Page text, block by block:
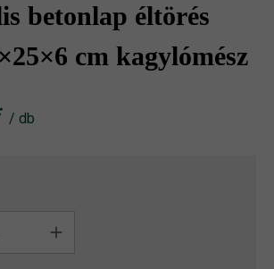
betonlap éltörés
cm kagylómész
/ db